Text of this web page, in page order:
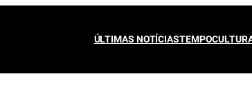
ÚLTIMAS NOTÍCIASTEMPO